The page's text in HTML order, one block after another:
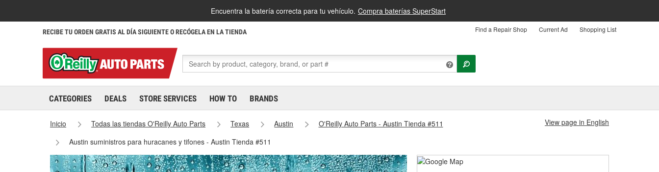
Encuentra la batería correcta para tu vehículo. Compra baterías SuperStart
RECIBE TU ORDEN GRATIS AL DÍA SIGUIENTE O RECÓGELA EN LA TIENDA Find a Repair Shop Current Ad Shopping List
CATEGORIES DEALS STORE SERVICES HOW TO BRANDS
Inicio Todas las tiendas O'Reilly Auto Parts Texas Austin
O'Reilly Auto Parts - Austin Tienda #511
Austin suministros para huracanes y tifones - Austin Tienda #511
View page in English